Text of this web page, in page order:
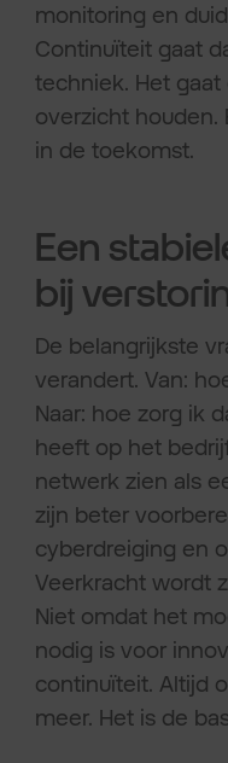
monitoring en
Continuïteit gaat
techniek. Het
overzicht houden.
in de toekomst.
Een
bij
De belangrijkste
verandert. Van:
Naar: hoe zorg ik
heeft op het
netwerk zien als
zijn beter
cyberdreiging en
Veerkracht wordt
Niet omdat het
nodig is voor
continuïteit. Altijd
meer. Het is de